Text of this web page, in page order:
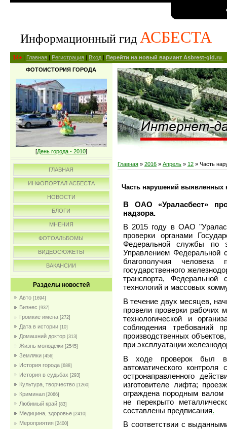
Информационный гид АСБЕСТА
14+ | Главная | Регистрация | Вход | Перейти на новый вариант Asbrest-gid.ru
ФОТОИСТОРИЯ ГОРОДА
[День города - 2010]
ГЛАВНАЯ
ИНФОПОРТАЛ АСБЕСТА
НОВОСТИ
БЛОГИ
МНЕНИЯ
ФОТОАЛЬБОМЫ
ВИДЕОСЮЖЕТЫ
ВАКАНСИИ
Разделы новостей
Авто [1694]
Бизнес [937]
Громкие имена [272]
Дата в истории [10]
Домашний доктор [313]
Жизнь молодежи [2545]
Земляки [456]
История города [688]
История в судьбах [293]
Культура, творчество [1260]
Криминал [2066]
Любимый край [83]
Медицина, здоровье [2410]
Мероприятия [2400]
Главная » 2016 » Апрель » 12 » Часть
Часть нарушений выявленных
В ОАО «Ураласбест»
надзора.
В 2015 году в ОАО
проверки органами
Федеральной службы по
Управлением Федеральной
благополучия человека
государственного
транспорта,
технологий и массовых
В течение двух месяцев,
провели проверки рабочих
технологической и
соблюдения требований
производственных
при эксплуатации
В ходе проверок был
автоматического
остронаправленного
изготовителе лифта;
ограждена породным валом
не перекрыто
составлены предписания.
В соответствии с